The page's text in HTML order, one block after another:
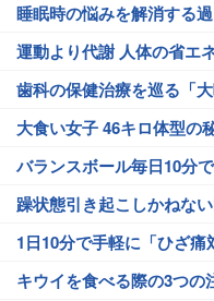
睡眠時の悩みを解消する
運動より代謝 人体の省エ
歯科の保健治療を巡る「大
大食い女子 46キロ体型の
バランスボール毎日10分
躁状態引き起こしかねな
1日10分で手軽に「ひざ痛
キウイを食べる際の3つの